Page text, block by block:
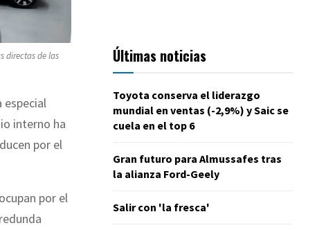
directas de las
especial
interno ha
por el
por el
Últimas noticias
Toyota conserva el liderazgo
mundial en ventas (-2,9%) y Saic se
cuela en el top 6
Gran futuro para Almussafes tras
la alianza Ford-Geely
Salir con 'la fresca'